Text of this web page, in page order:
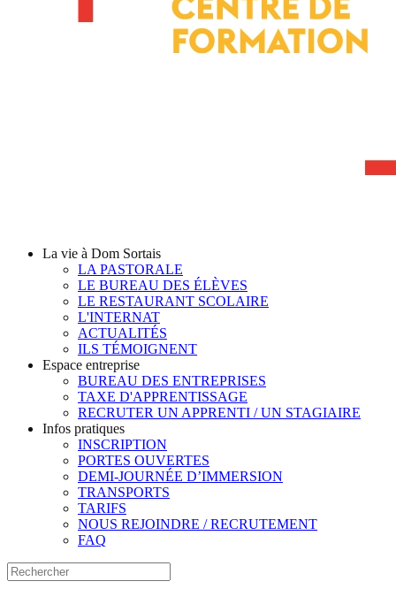
La vie à Dom Sortais
LA PASTORALE
LE BUREAU DES ÉLÈVES
LE RESTAURANT SCOLAIRE
L'INTERNAT
ACTUALITÉS
ILS TÉMOIGNENT
Espace entreprise
BUREAU DES ENTREPRISES
TAXE D'APPRENTISSAGE
RECRUTER UN APPRENTI / UN STAGIAIRE
Infos pratiques
INSCRIPTION
PORTES OUVERTES
DEMI-JOURNÉE D’IMMERSION
TRANSPORTS
TARIFS
NOUS REJOINDRE / RECRUTEMENT
FAQ